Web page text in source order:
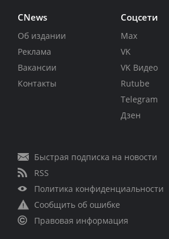
CNews
Об издании
Реклама
Вакансии
Контакты
Соцсети
Max
VK
VK Видео
Rutube
Telegram
Дзен
Быстрая подписка на новости
RSS
Политика конфиденциальности
Сообщить об ошибке
Правовая информация